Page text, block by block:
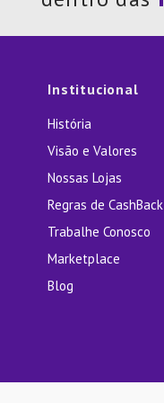
Institucional
História
Visão e Valores
Nossas Lojas
Regras de CashBack
Trabalhe Conosco
Marketplace
Blog